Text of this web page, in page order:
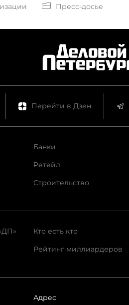
Пресс-досье
Перейти в Дзен
Банки
Ретейл
Строительство
Кто есть кто
Рейтинг миллиардеров
Адрес